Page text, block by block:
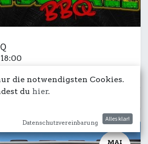
18:00
MAI
die notwendigsten Cookies.
du hier.
Datenschutzvereinbarung
Alles klar!